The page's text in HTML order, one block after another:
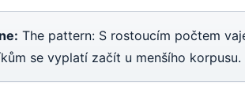
The pattern: S rostoucím počtem
se vyplatí začít u menšího korpusu.